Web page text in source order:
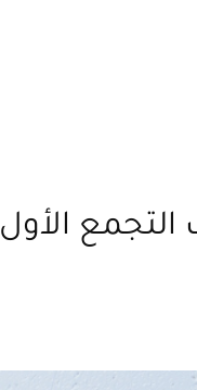
التجمع الأول